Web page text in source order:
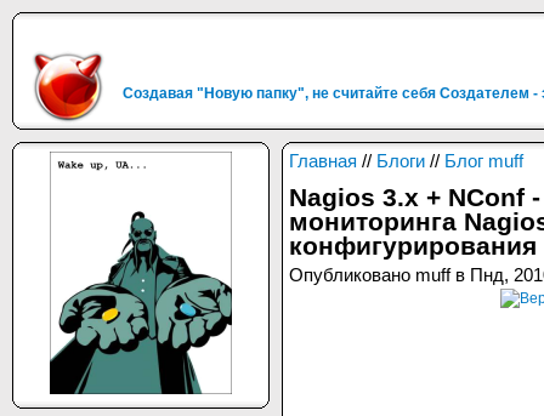
Создавая "Новую папку", не считайте себя Создателем
Главная // Блоги // Блог muff
Nagios 3.x + NConf
мониторинга
конфигурирования
Опубликовано muff в Пнд,